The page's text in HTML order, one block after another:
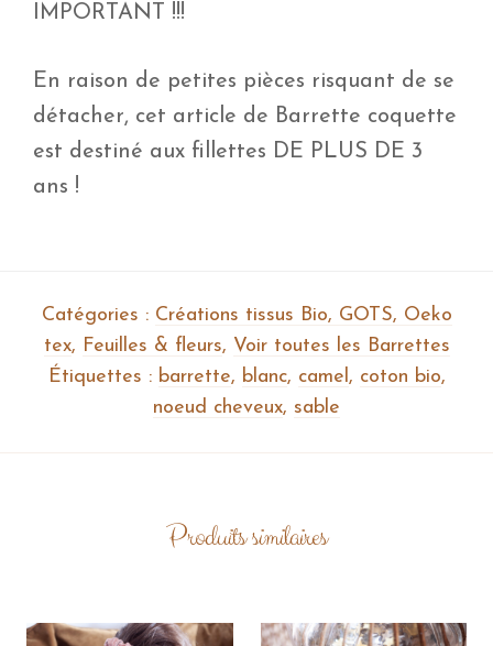
IMPORTANT !!!
En raison de petites pièces risquant de se
détacher, cet article de Barrette coquette
est destiné aux fillettes DE PLUS DE 3
ans !
Catégories : Créations tissus Bio, GOTS, Oeko
tex, Feuilles & fleurs, Voir toutes les Barrettes
Étiquettes : barrette, blanc, camel, coton bio,
noeud cheveux, sable
Produits similaires